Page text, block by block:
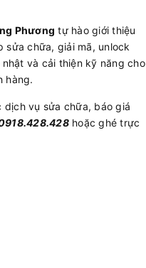
Phương tự hào giới thiệu
chữa, giải mã, unlock
và cải thiện kỹ năng cho
hàng.
vụ sửa chữa, báo giá
hoặc ghé trực